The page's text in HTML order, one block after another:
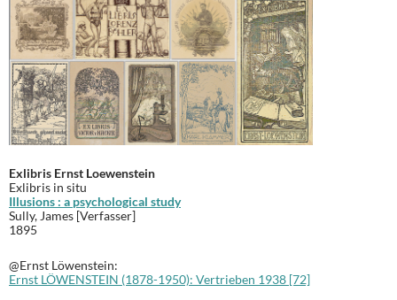
Exlibris Ernst Loewenstein
Exlibris in situ
Illusions : a psychological study
Sully, James [Verfasser]
1895
@Ernst Löwenstein:
Ernst LÖWENSTEIN (1878-1950): Vertrieben 1938 [72]